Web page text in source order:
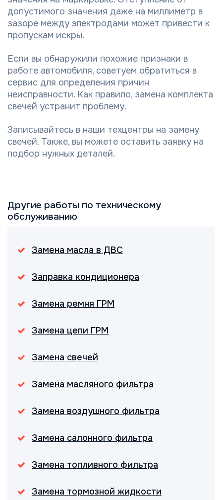
допустимого значения даже на миллиметр в
зазоре между электродами может привести к
пропускам искры.
Если вы обнаружили похожие признаки в
работе автомобиля, советуем обратиться в
сервис для определения причин
неисправности. Как правило, замена комплекта
свечей устранит проблему.
Записывайтесь в наши техцентры на замену
свечей. Также, вы можете оставить заявку на
подбор нужных деталей.
Другие работы по техническому
обслуживанию
Замена масла в ДВС
Заправка кондиционера
Замена ремня ГРМ
Замена цепи ГРМ
Замена свечей
Замена масляного фильтра
Замена воздушного фильтра
Замена салонного фильтра
Замена топливного фильтра
Замена тормозной жидкости